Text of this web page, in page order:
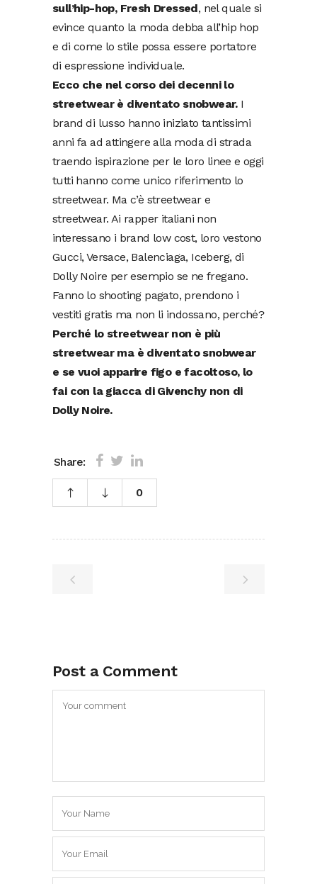
sull’hip-hop, Fresh Dressed, nel quale si
evince quanto la moda debba all’hip hop
e di come lo stile possa essere portatore
di espressione individuale.
Ecco che nel corso dei decenni lo
streetwear è diventato snobwear.I
brand di lusso hanno iniziato tantissimi
anni fa ad attingere alla moda di strada
traendo ispirazione per le loro linee e oggi
tutti hanno come unico riferimento lo
streetwear. Ma c’è streetwear e
streetwear. Ai rapper italiani non
interessano i brand low cost, loro vestono
Gucci, Versace, Balenciaga, Iceberg, di
Dolly Noire per esempio se ne fregano.
Fanno lo shooting pagato, prendono i
vestiti gratis ma non li indossano, perché?
Perché lo streetwear non è più
streetwear ma è diventato snobwear
e se vuoi apparire figo e facoltoso, lo
fai con la giacca di Givenchy non di
Dolly Noire.
Share:
0
Post a Comment